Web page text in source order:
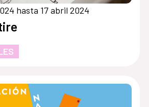
hasta 17 abril 2024